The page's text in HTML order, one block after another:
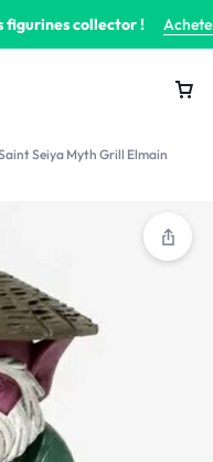
figurines collector !
Seiya Myth Grill Elmain